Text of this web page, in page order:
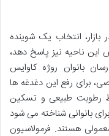
انتخاب یک شوینده
این ناحیه نیز پاسخ دهد،
بانوان روژه کاوایس
برای رفع این دغدغه ها
رطوبت طبیعی و تسکین
بانوانی شناخته می شود
هستند. فرمولاسیون